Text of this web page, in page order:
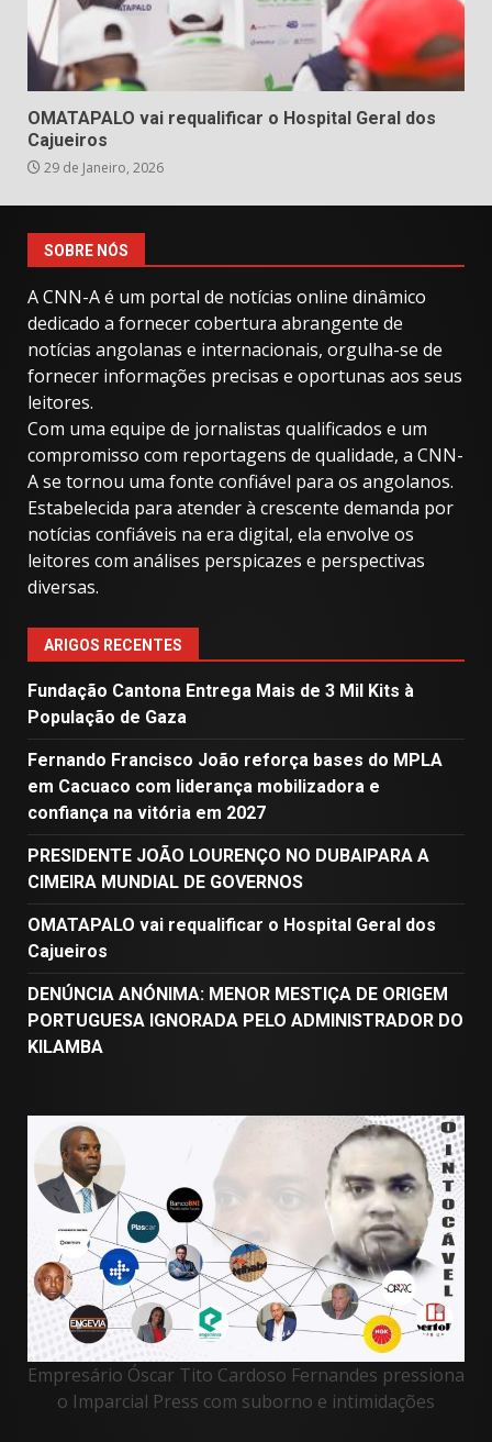
OMATAPALO vai requalificar o Hospital Geral dos
Cajueiros
29 de Janeiro, 2026
SOBRE NÓS
A CNN-A é um portal de notícias online dinâmico
dedicado a fornecer cobertura abrangente de
notícias angolanas e internacionais, orgulha-se de
fornecer informações precisas e oportunas aos seus
leitores.
Com uma equipe de jornalistas qualificados e um
compromisso com reportagens de qualidade, a CNN-
A se tornou uma fonte confiável para os angolanos.
Estabelecida para atender à crescente demanda por
notícias confiáveis ​​na era digital, ela envolve os
leitores com análises perspicazes e perspectivas
diversas.
ARIGOS RECENTES
Fundação Cantona Entrega Mais de 3 Mil Kits à
População de Gaza
Fernando Francisco João reforça bases do MPLA
em Cacuaco com liderança mobilizadora e
confiança na vitória em 2027
PRESIDENTE JOÃO LOURENÇO NO DUBAIPARA A
CIMEIRA MUNDIAL DE GOVERNOS
OMATAPALO vai requalificar o Hospital Geral dos
Cajueiros
DENÚNCIA ANÓNIMA: MENOR MESTIÇA DE ORIGEM
PORTUGUESA IGNORADA PELO ADMINISTRADOR DO
KILAMBA
Empresário Óscar Tito Cardoso Fernandes pressiona
o Imparcial Press com suborno e intimidações